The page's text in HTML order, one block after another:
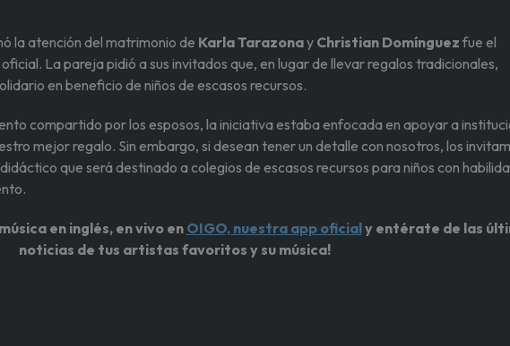
la atención del matrimonio de Karla Tarazonay Christian Domínguez fue el
La pareja pidió a sus invitados que, en lugar de llevar regalos tradicionales,
en beneficio de niños de escasos recursos.
compartido por los esposos, la iniciativa estaba enfocada en apoyar a
mejor regalo. Sin embargo, si desean tener un detalle con nosotros, los
que será destinado a colegios de escasos recursos para niños con
en inglés, en vivo en OIGO, nuestra app oficialy entérate de las
noticias de tus artistas favoritos y su música!